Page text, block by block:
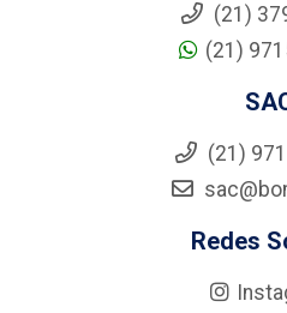
(21)
(21)
(21)
Redes